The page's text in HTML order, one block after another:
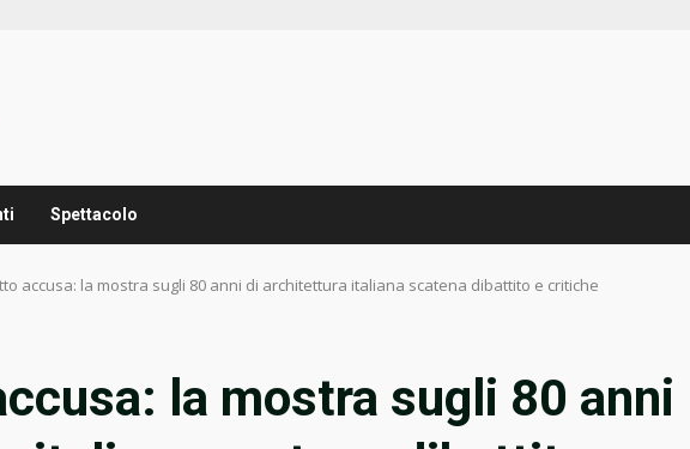
Spettacolo
accusa: la mostra sugli 80 anni di architettura italiana scatena dibattito e critiche
la mostra sugli 80 anni